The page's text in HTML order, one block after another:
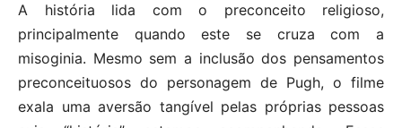
A história lida com o preconceito religioso,
principalmente quando este se cruza com a
misoginia. Mesmo sem a inclusão dos pensamentos
preconceituosos do personagem de Pugh, o filme
exala uma aversão tangível pelas próprias pessoas